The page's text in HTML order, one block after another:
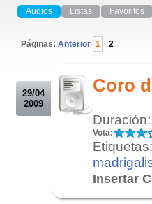
Audios Listas Favoritos
Páginas: Anterior 1 2
29/04
2009
Coro
Vota:
Etiquetas:
Insertar